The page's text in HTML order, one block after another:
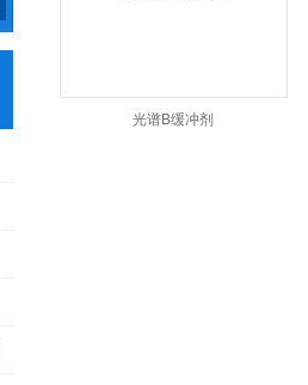
光谱B缓冲剂